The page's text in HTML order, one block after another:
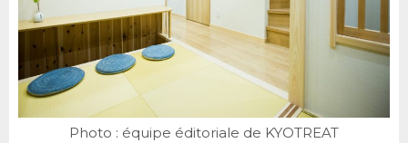
Photo : équipe éditoriale de KYOTREAT